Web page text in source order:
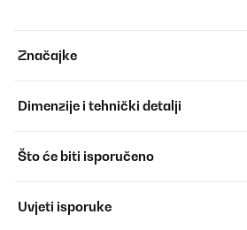
Značajke
Dimenzije i tehnički detalji
Što će biti isporučeno
Uvjeti isporuke